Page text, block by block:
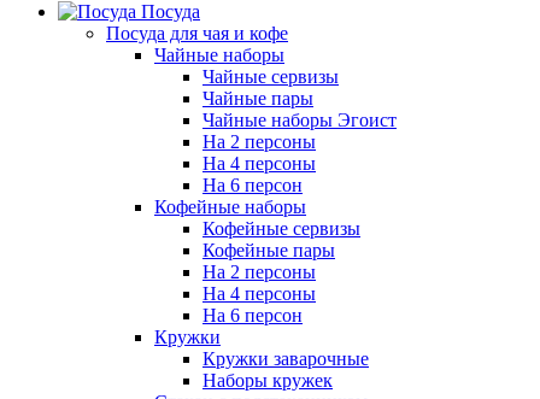
Посуда
Посуда для чая и кофе
Чайные наборы
Чайные сервизы
Чайные пары
Чайные наборы Эгоист
На 2 персоны
На 4 персоны
На 6 персон
Кофейные наборы
Кофейные сервизы
Кофейные пары
На 2 персоны
На 4 персоны
На 6 персон
Кружки
Кружки заварочные
Наборы кружек